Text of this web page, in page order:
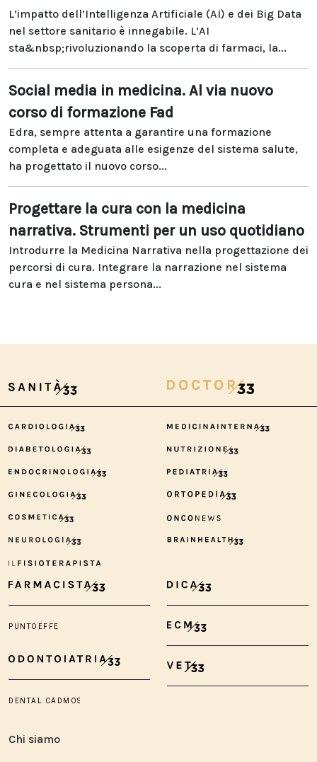
L’impatto dell’Intelligenza Artificiale (AI) e dei Big Data
nel settore sanitario è innegabile. L’AI
sta&nbsp;rivoluzionando la scoperta di farmaci, la...
Social media in medicina. Al via nuovo
corso di formazione Fad
Edra, sempre attenta a garantire una formazione
completa e adeguata alle esigenze del sistema salute,
ha progettato il nuovo corso...
Progettare la cura con la medicina
narrativa. Strumenti per un uso quotidiano
Introdurre la Medicina Narrativa nella progettazione dei
percorsi di cura. Integrare la narrazione nel sistema
cura e nel sistema persona...
Chi siamo